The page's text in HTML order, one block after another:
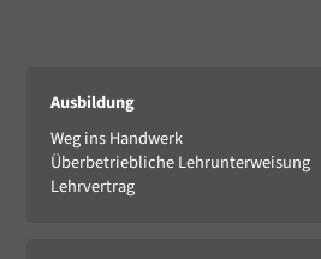
Ausbildung
Weg ins Handwerk
Überbetriebliche Lehrunterweisung
Lehrvertrag